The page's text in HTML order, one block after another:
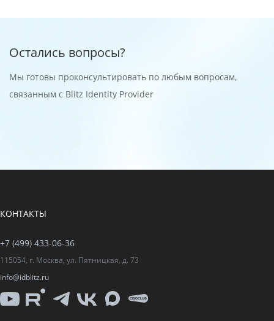
Остались вопросы?
Мы готовы проконсультировать по любым вопросам,
связанным с Blitz Identity Provider
КОНТАКТЫ
+7 (499) 433-06-36
115054, г. Москва, ул. Пятницкая, д. 73
info@idblitz.ru
YouTubeRutubeTelegram
VK Max
CISO